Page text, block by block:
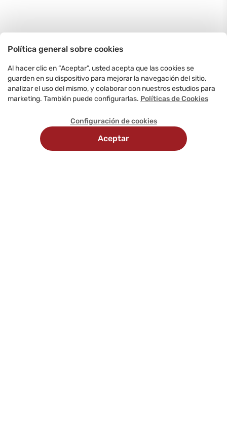
Política general sobre cookies
Al hacer clic en “Aceptar”, usted acepta que las cookies se
guarden en su dispositivo para mejorar la navegación del sitio,
analizar el uso del mismo, y colaborar con nuestros estudios para
marketing. También puede configurarlas. Políticas de Cookies
Configuración de cookies
Aceptar